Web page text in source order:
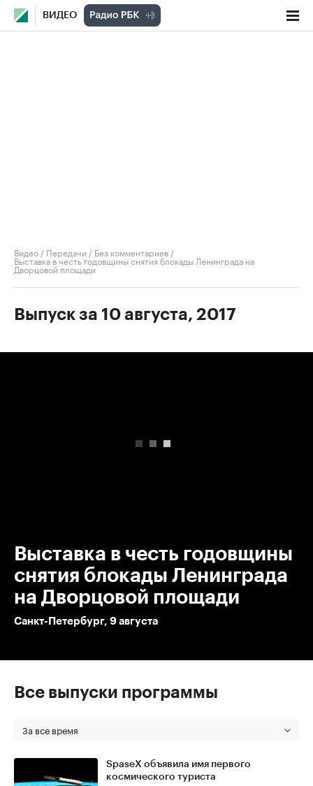
ВИДЕО
Видео / Передачи / Без комментариев /
Выставка в честь годовщины снятия блокады Ленинграда на
Дворцовой площади
Выпуск за 10 августа, 2017
Выставка в честь годовщины
снятия блокады Ленинграда
на Дворцовой площади
Санкт-Петербург, 9 августа
Все выпуски программы
За все время
SpaseX объявила имя первого
космического туриста